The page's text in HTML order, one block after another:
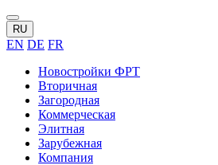
RU
EN DE FR
Новостройки ФРТ
Вторичная
Загородная
Коммерческая
Элитная
Зарубежная
Компания